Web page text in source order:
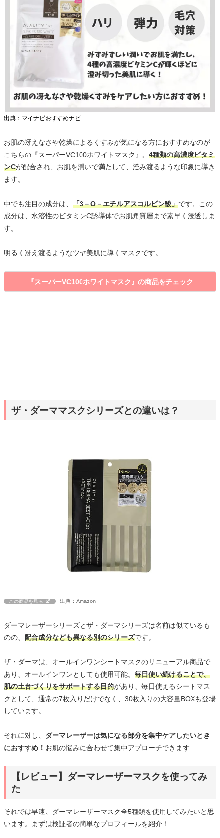
出典：マイナビおすすめナビ
お肌の冴えなさや乾燥によるくすみが気になる方におすすめなのが
こちらの『スーパーVC100ホワイトマスク』。 4種類の高濃度ビタミ
ンCが配合され、お肌を潤いで満たして、澄み渡るような印象に導き
ます。
中でも注目の成分は、 「3－O－エチルアスコルビン酸」です。この
成分は、水溶性のビタミンC誘導体でお肌角質層まで素早く浸透しま
す。
明るく冴え渡るようなツヤ美肌に導くマスクです。
『スーパーVC100ホワイトマスク』の商品をチェック
ザ・ダーママスクシリーズとの違いは？
この商品を見る 出典：Amazon
ダーマレーザーシリーズとザ・ダーマシリーズは名前は似ているも
のの、 配合成分なども異なる別のシリーズです。
ザ・ダーマは、オールインワンシートマスクのリニューアル商品で
あり、オールインワンとしても使用可能。 毎日使い続けることで、
肌の土台づくりをサポートする目的があり、毎日使えるシートマス
クとして、通常の7枚入りだけでなく、30枚入りの大容量BOXも登場
しています。
それに対し、 ダーマレーザーは気になる部分を集中ケアしたいとき
におすすめ！ お肌の悩みに合わせて集中アプローチできます！
【レビュー】ダーマレーザーマスクを使ってみ
た
それでは早速、ダーマレーザーマスク全5種類を使用してみたいと思
います。まずは検証者の簡単なプロフィールを紹介！